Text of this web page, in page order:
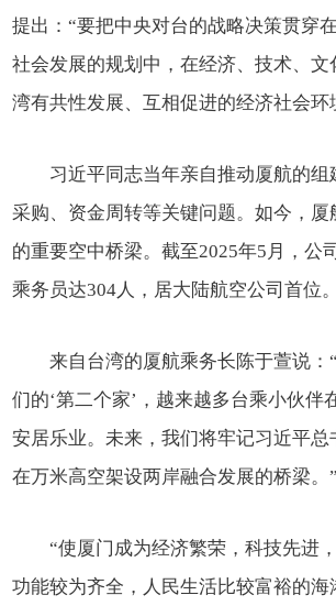
提出：“要把中央对台的战略决策贯穿
社会发展的规划中，在经济、技术、文
湾有共性发展、互相促进的经济社会环
习近平同志当年亲自推动厦航的组
采购、资金周转等关键问题。如今，
的重要空中桥梁。截至2025年5月，公
乘务员达304人，居大陆航空公司首位。
来自台湾的厦航乘务长陈于萱说：
们的‘第二个家’，越来越多台乘小伙伴
安居乐业。未来，我们将牢记习近平
在万米高空架设两岸融合发展的桥梁。”
“使厦门成为经济繁荣，科技先进
功能较为齐全，人民生活比较富裕的